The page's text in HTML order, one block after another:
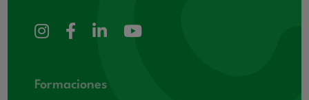
Formaciones